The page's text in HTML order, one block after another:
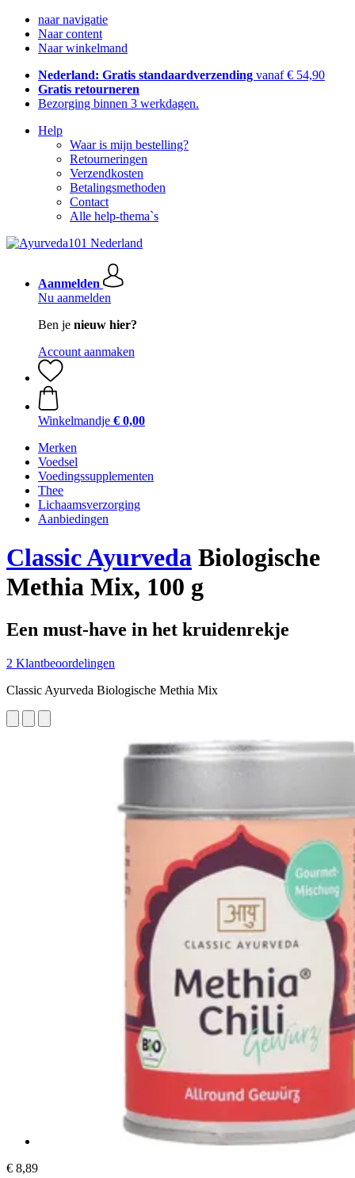
naar navigatie
Naar content
Naar winkelmand
Nederland: Gratis standaardverzending vanaf € 54,90
Gratis retourneren
Bezorging binnen 3 werkdagen.
Help
Waar is mijn bestelling?
Retourneringen
Verzendkosten
Betalingsmethoden
Contact
Alle help-thema`s
Aanmelden
Nu aanmelden
Ben je nieuw hier?
Account aanmaken
Winkelmandje € 0,00
Merken
Voedsel
Voedingssupplementen
Thee
Lichaamsverzorging
Aanbiedingen
Classic Ayurveda Biologische
Methia Mix, 100 g
Een must-have in het kruidenrekje
2 Klantbeoordelingen
Classic Ayurveda Biologische Methia Mix
€ 8,89